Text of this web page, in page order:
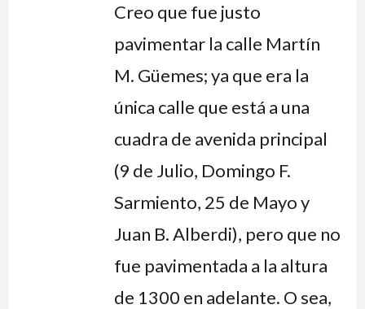
Creo que fue justo
pavimentar la calle Martín
M. Güemes; ya que era la
única calle que está a una
cuadra de avenida principal
(9 de Julio, Domingo F.
Sarmiento, 25 de Mayo y
Juan B. Alberdi), pero que no
fue pavimentada a la altura
de 1300 en adelante. O sea,